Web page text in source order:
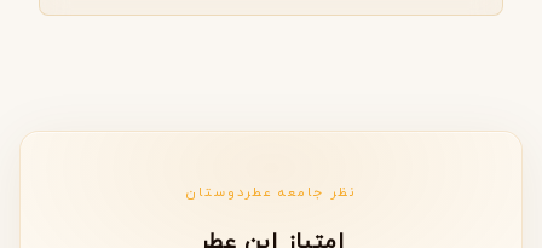
نظر جامعه عطردوستان